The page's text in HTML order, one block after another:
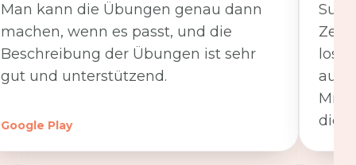
Man kann die Übungen genau dann
machen, wenn es passt, und die
Beschreibung der Übungen ist sehr
gut und unterstützend.
Google Play
Zeit
die